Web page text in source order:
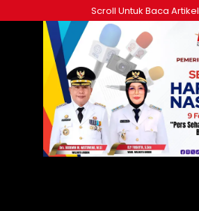
ke
Scroll Untuk Baca Artikel